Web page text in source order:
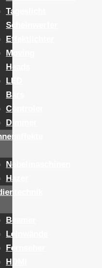
Tageslicht
Scheinwerfer
Effektlichter
Moving
Heads
LED
Bars
Controler
Dimmer
Nebelmaschinen
Hazer
Beamer
Leinwände
Fernseher
HDMI